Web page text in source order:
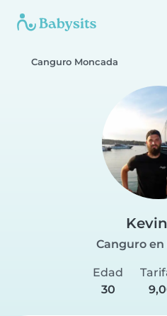
Canguro Moncada
Kevin
Canguro en
Edad
30